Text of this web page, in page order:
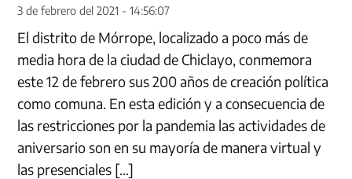
3 de febrero del 2021 - 14:56:07
El distrito de Mórrope, localizado a poco más de
media hora de la ciudad de Chiclayo, conmemora
este 12 de febrero sus 200 años de creación política
como comuna. En esta edición y a consecuencia de
las restricciones por la pandemia las actividades de
aniversario son en su mayoría de manera virtual y
las presenciales […]